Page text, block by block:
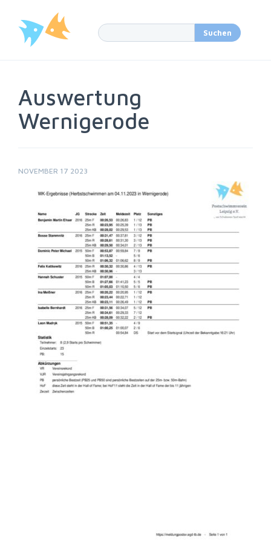
Auswertung
Wernigerode
NOVEMBER 17 2023